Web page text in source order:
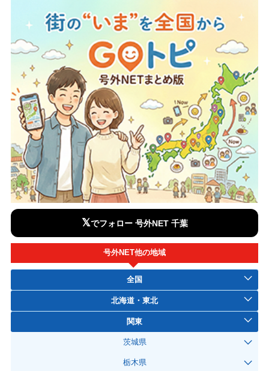
𝕏でフォロー 号外NET 千葉
号外NET他の地域
全国
北海道・東北
関東
茨城県
栃木県